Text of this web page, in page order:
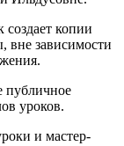
копии
вне зависимости
публичное
уроков.
и мастер-